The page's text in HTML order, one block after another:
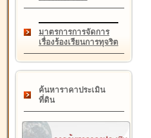
มาตรการการจัดการ
เรื่องร้องเรียนการทุจริต
ค้นหาราคาประเมิน
ที่ดิน